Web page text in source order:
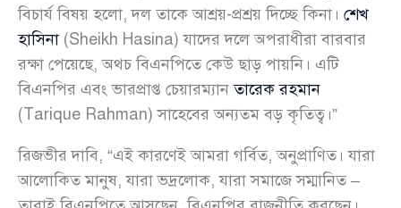
বিচার্য বিষয় হলো, দল তাকে আশ্রয়-প্রশ্রয় দিচ্ছে কিনা। শেখ
হাসিনা (Sheikh Hasina) যাদের দলে অপরাধীরা বারবার
রক্ষা পেয়েছে, অথচ বিএনপিতে কেউ ছাড় পায়নি। এটি
বিএনপির এবং ভারপ্রাপ্ত চেয়ারম্যানতারেক রহমান
(Tarique Rahman) সাহেবের অন্যতম বড় কৃতিত্ব।”
রিজভীর দাবি, “এই কারণেই আমরা গর্বিত, অনুপ্রাণিত। যারা
আলোকিত মানুষ, যারা ভদ্রলোক, যারা সমাজে সম্মানিত –